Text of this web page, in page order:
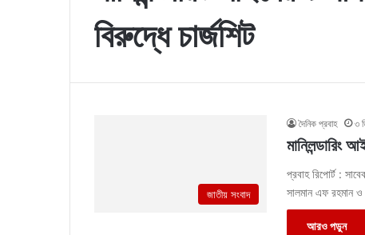
বিরুদ্ধে চার্জশিট
জাতীয় সংবাদ
দৈনিক প্রবাহ ৩
মানিলন্ডারিং
প্রবাহ রিপোর্ট :
সালমান এফ রহমান ও
আরও পড়ুন